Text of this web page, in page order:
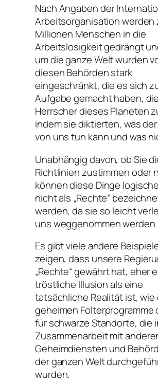
Nach Angaben der
Arbeitsorganisation werden
Millionen Menschen in die
Arbeitslosigkeit gedrängt
um die ganze Welt wurden
diesen Behörden stark
eingeschränkt, die es sich
Aufgabe gemacht haben, die
Herrscher dieses Planeten
indem sie diktierten, was
von uns tun kann und was
Unabhängig davon, ob Sie
Richtlinien zustimmen oder
können diese Dinge
nicht als „Rechte“
werden, da sie so leicht
uns weggenommen werden
Es gibt viele andere
zeigen, dass unsere
„Rechte“ gewährt hat, eher
tröstliche Illusion als eine
tatsächliche Realität ist, wie
geheimen Folterprogramme
für schwarze Standorte, die
Zusammenarbeit mit
Geheimdiensten und
der ganzen Welt
wurden.